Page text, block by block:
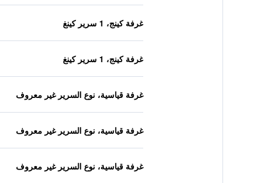
غرفة كينج، 1 سرير كينغ
غرفة كينج، 1 سرير كينغ
غرفة قياسية، نوع السرير غير معروف
غرفة قياسية، نوع السرير غير معروف
غرفة قياسية، نوع السرير غير معروف